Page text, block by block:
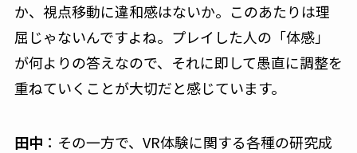
か、視点移動に違和感はないか。このあたりは理
屈じゃないんですよね。プレイした人の「体感」
が何よりの答えなので、それに即して愚直に調整を
重ねていくことが大切だと感じています。
田中 ：その一方で、VR体験に関する各種の研究成